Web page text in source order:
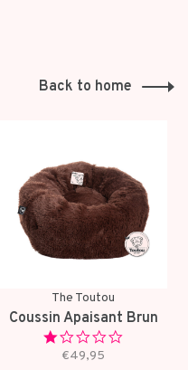
Back to home
The Toutou
Coussin Apaisant Brun
€49,95